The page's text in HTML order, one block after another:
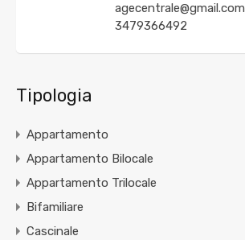
agecentrale@gmail.com
3479366492
Tipologia
Appartamento
Appartamento Bilocale
Appartamento Trilocale
Bifamiliare
Cascinale